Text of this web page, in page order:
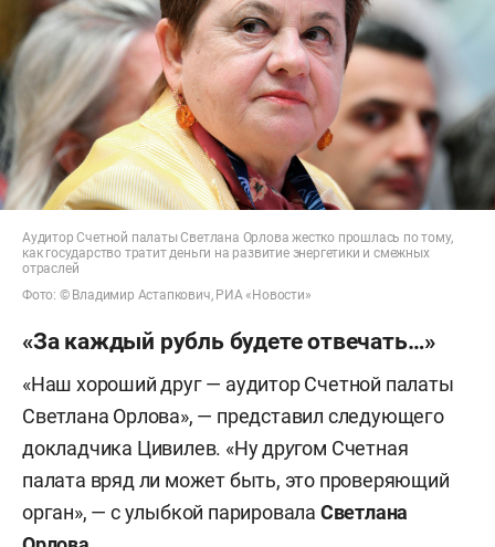
Аудитор Счетной палаты Светлана Орлова жестко прошлась по тому,
как государство тратит деньги на развитие энергетики и смежных
отраслей
Фото: © Владимир Астапкович, РИА «Новости»
«За каждый рубль будете отвечать…»
«Наш хороший друг — аудитор Счетной палаты
Светлана Орлова», — представил следующего
докладчика Цивилев. «Ну другом Счетная
палата вряд ли может быть, это проверяющий
орган», — с улыбкой парировала Светлана